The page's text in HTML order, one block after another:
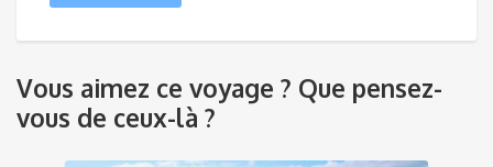
Vous aimez ce voyage ? Que pensez-
vous de ceux-là ?